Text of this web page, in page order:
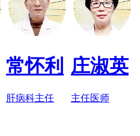
常怀利
肝病科主任
庄淑英
主任医师